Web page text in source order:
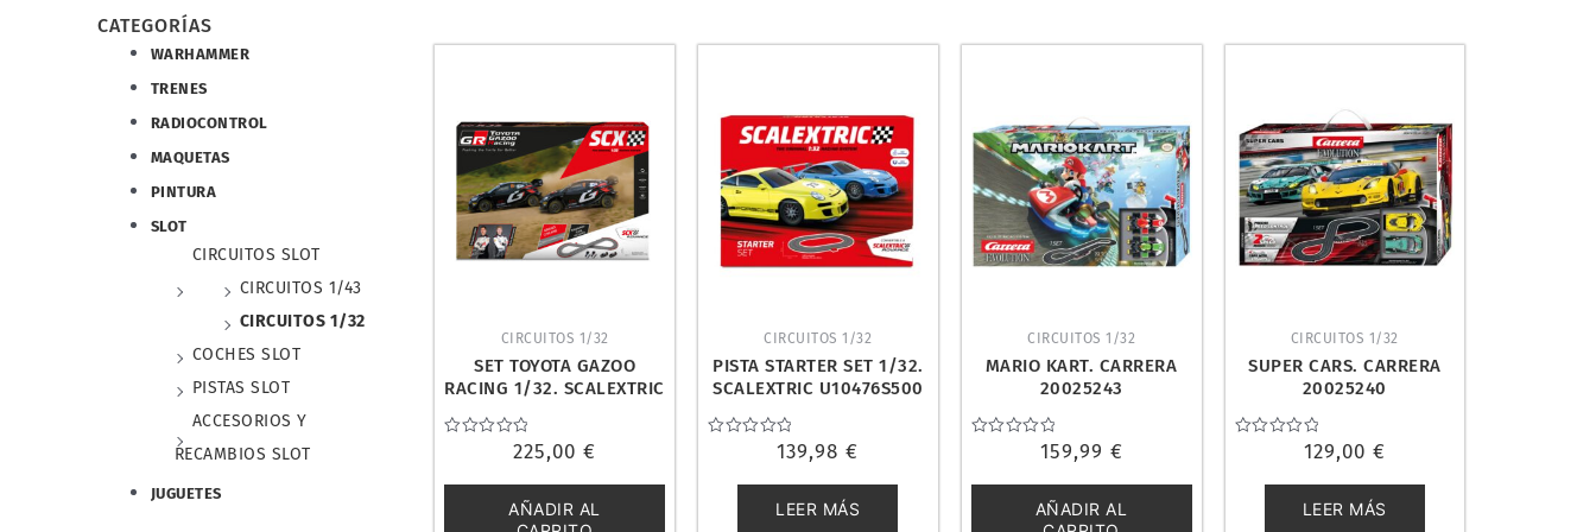
CATEGORÍAS
WARHAMMER
TRENES
RADIOCONTROL
MAQUETAS
PINTURA
SLOT
CIRCUITOS SLOT
CIRCUITOS 1/43
CIRCUITOS 1/32
COCHES SLOT
PISTAS SLOT
ACCESORIOS Y
RECAMBIOS SLOT
JUGUETES
CIRCUITOS 1/32
SET TOYOTA GAZOO
RACING 1/32. SCALEXTRIC
225,00€
AÑADIR AL
CIRCUITOS 1/32
PISTA STARTER SET 1/32.
SCALEXTRIC U10476S500
139,98€
LEER MÁS
CIRCUITOS 1/32
MARIO KART. CARRERA
20025243
159,99 €
AÑADIR AL
CIRCUITOS 1/32
SUPER CARS. CARRERA
20025240
129,00 €
LEER MÁS